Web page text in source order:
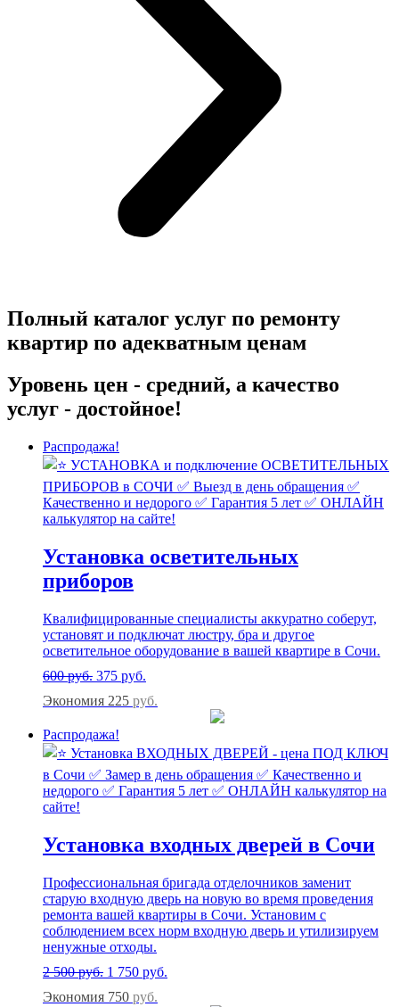
Полный каталог услуг по ремонту
квартир по адекватным ценам
Уровень цен - средний, а качество
услуг - достойное!
Распродажа!
Установка осветительных
приборов
Квалифицированные специалисты аккуратно соберут,
установят и подключат люстру, бра и другое
осветительное оборудование в вашей квартире в Сочи.
600руб. 375 руб.
Экономия 225 руб.
Распродажа!
Установка входных дверей в Сочи
Профессиональная бригада отделочников заменит
старую входную дверь на новую во время проведения
ремонта вашей квартиры в Сочи. Установим с
соблюдением всех норм входную дверь и утилизируем
ненужные отходы.
2 500руб. 1 750 руб.
Экономия 750 руб.